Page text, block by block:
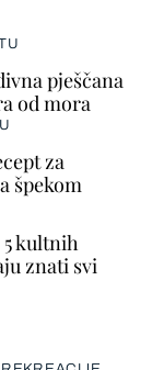
pješčana
od mora
za
špekom
5 kultnih
znati svi